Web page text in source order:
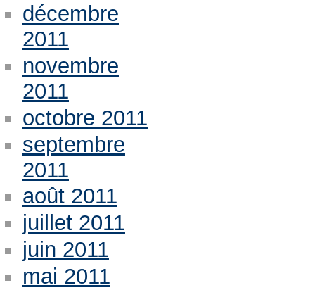
décembre
2011
novembre
2011
octobre 2011
septembre
2011
août 2011
juillet 2011
juin 2011
mai 2011